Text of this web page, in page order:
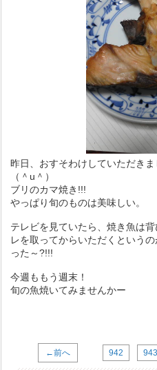
昨日、おすそわけしていただきま
（＾u＾）
ブリのカマ焼き!!!
やっぱり旬のものは美味しい。
テレビを見ていたら、焼き魚は
レを取ってからいただくという
った～?!!!
今週ももう週末！
旬の魚焼いてみませんかー
←前へ 942 943